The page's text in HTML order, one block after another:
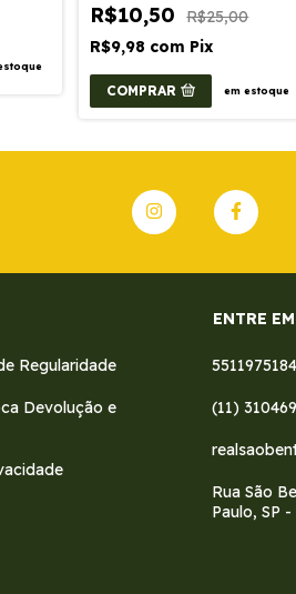
R$10,50
R$25,00
R$9,98 com Pix
COMPRAR em estoque
Regularidade
Devolução e
ENTRE
(11)
Rua São
Paulo, SP